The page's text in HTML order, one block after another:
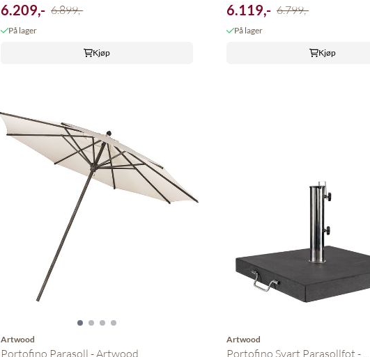
6.209,- 6.899,-
På lager
Kjøp
6.119,- 6.799,-
På lager
Kjøp
Artwood
Portofino Parasoll - Artwood
Artwood
Portofino Svart Parasollfot - ...